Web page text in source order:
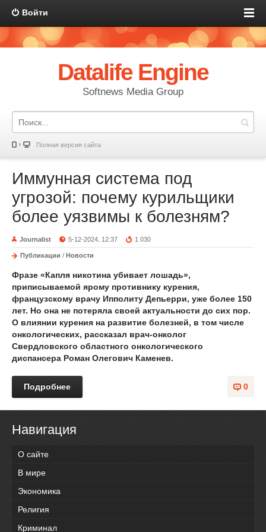
Войти
Datalife Engine
Softnews Media Group
Полная версия сайта
Иммунная система под
угрозой: почему курильщики
более уязвимы к болезням?
Journalist 5-12-2024, 12:37 1 030
Публикации / Новости
Фразе «Капля никотина убивает лошадь»,
приписываемой ярому противнику курения,
французскому врачу Ипполиту Депьерри, уже более 150
лет. Но она не потеряла своей актуальности до сих пор.
О влиянии курения на развитие болезней, в том числе
онкологических, рассказал врач-онколог
Cвердловского областного онкологического
диспансера Роман Олегович Каменев.
0
Подробнее
Навигация
О сайте
В мире
Экономика
Религия
Криминал